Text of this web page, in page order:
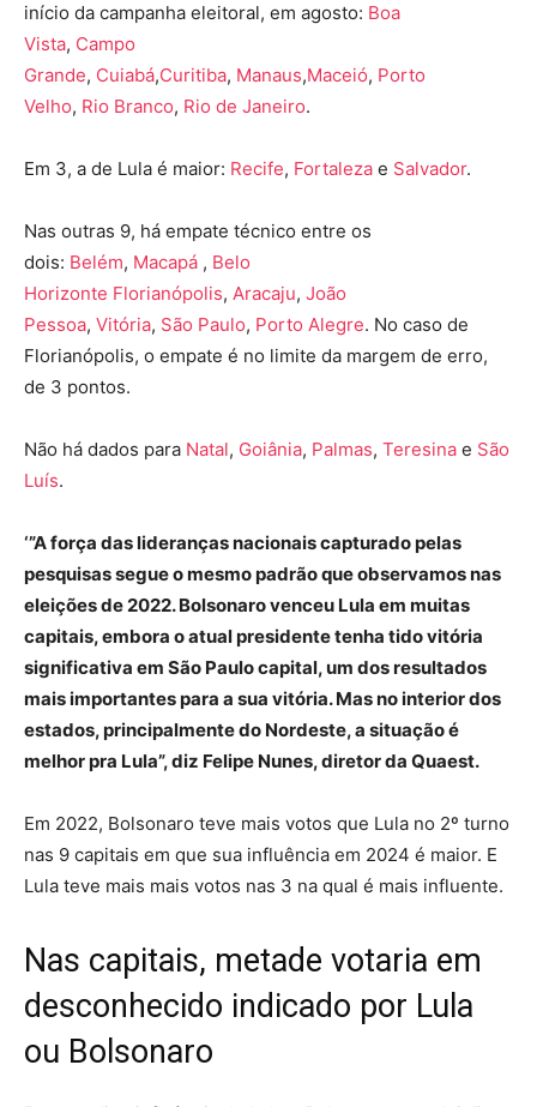
início da campanha eleitoral, em agosto: Boa
Vista, Campo
Grande, Cuiabá,Curitiba, Manaus,Maceió, Porto
Velho, Rio Branco, Rio de Janeiro.
Em 3, a de Lula é maior: Recife, Fortaleza e Salvador.
Nas outras 9, há empate técnico entre os
dois: Belém, Macapá , Belo
Horizonte Florianópolis, Aracaju, João
Pessoa, Vitória, São Paulo, Porto Alegre. No caso de
Florianópolis, o empate é no limite da margem de erro,
de 3 pontos.
Não há dados para Natal, Goiânia, Palmas, Teresina e São
Luís.
‘”A força das lideranças nacionais capturado pelas
pesquisas segue o mesmo padrão que observamos nas
eleições de 2022. Bolsonaro venceu Lula em muitas
capitais, embora o atual presidente tenha tido vitória
significativa em São Paulo capital, um dos resultados
mais importantes para a sua vitória. Mas no interior dos
estados, principalmente do Nordeste, a situação é
melhor pra Lula”, diz Felipe Nunes, diretor da Quaest.
Em 2022, Bolsonaro teve mais votos que Lula no 2º turno
nas 9 capitais em que sua influência em 2024 é maior. E
Lula teve mais mais votos nas 3 na qual é mais influente.
Nas capitais, metade votaria em
desconhecido indicado por Lula
ou Bolsonaro